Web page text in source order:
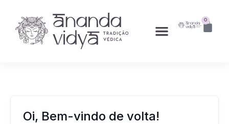
0
Oi, Bem-vindo de volta!